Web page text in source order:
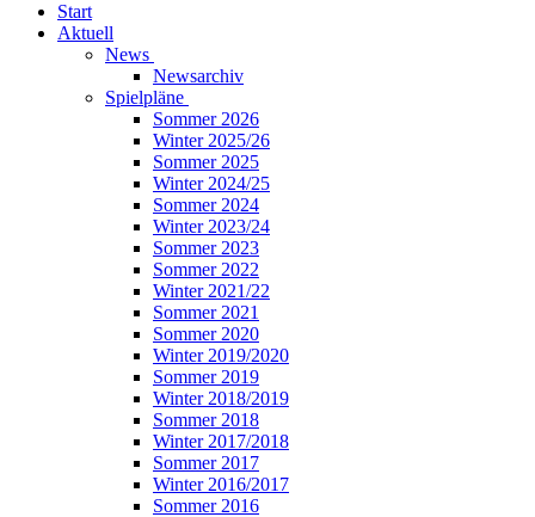
Start
Aktuell
News
Newsarchiv
Spielpläne
Sommer 2026
Winter 2025/26
Sommer 2025
Winter 2024/25
Sommer 2024
Winter 2023/24
Sommer 2023
Sommer 2022
Winter 2021/22
Sommer 2021
Sommer 2020
Winter 2019/2020
Sommer 2019
Winter 2018/2019
Sommer 2018
Winter 2017/2018
Sommer 2017
Winter 2016/2017
Sommer 2016